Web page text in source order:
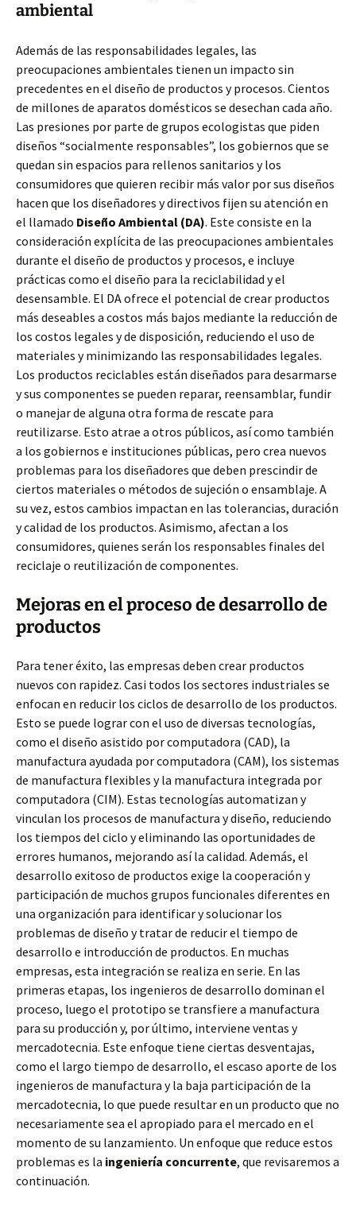
ambiental
Además de las responsabilidades legales, las
preocupaciones ambientales tienen un impacto sin
precedentes en el diseño de productos y procesos. Cientos
de millones de aparatos domésticos se desechan cada año.
Las presiones por parte de grupos ecologistas que piden
diseños “socialmente responsables”, los gobiernos que se
quedan sin espacios para rellenos sanitarios y los
consumidores que quieren recibir más valor por sus diseños
hacen que los diseñadores y directivos fijen su atención en
el llamado Diseño Ambiental (DA). Este consiste en la
consideración explícita de las preocupaciones ambientales
durante el diseño de productos y procesos, e incluye
prácticas como el diseño para la reciclabilidad y el
desensamble. El DA ofrece el potencial de crear productos
más deseables a costos más bajos mediante la reducción de
los costos legales y de disposición, reduciendo el uso de
materiales y minimizando las responsabilidades legales.
Los productos reciclables están diseñados para desarmarse
y sus componentes se pueden reparar, reensamblar, fundir
o manejar de alguna otra forma de rescate para
reutilizarse. Esto atrae a otros públicos, así como también
a los gobiernos e instituciones públicas, pero crea nuevos
problemas para los diseñadores que deben prescindir de
ciertos materiales o métodos de sujeción o ensamblaje. A
su vez, estos cambios impactan en las tolerancias, duración
y calidad de los productos. Asimismo, afectan a los
consumidores, quienes serán los responsables finales del
reciclaje o reutilización de componentes.
Mejoras en el proceso de desarrollo de
productos
Para tener éxito, las empresas deben crear productos
nuevos con rapidez. Casi todos los sectores industriales se
enfocan en reducir los ciclos de desarrollo de los productos.
Esto se puede lograr con el uso de diversas tecnologías,
como el diseño asistido por computadora (CAD), la
manufactura ayudada por computadora (CAM), los sistemas
de manufactura flexibles y la manufactura integrada por
computadora (CIM). Estas tecnologías automatizan y
vinculan los procesos de manufactura y diseño, reduciendo
los tiempos del ciclo y eliminando las oportunidades de
errores humanos, mejorando así la calidad. Además, el
desarrollo exitoso de productos exige la cooperación y
participación de muchos grupos funcionales diferentes en
una organización para identificar y solucionar los
problemas de diseño y tratar de reducir el tiempo de
desarrollo e introducción de productos. En muchas
empresas, esta integración se realiza en serie. En las
primeras etapas, los ingenieros de desarrollo dominan el
proceso, luego el prototipo se transfiere a manufactura
para su producción y, por último, interviene ventas y
mercadotecnia. Este enfoque tiene ciertas desventajas,
como el largo tiempo de desarrollo, el escaso aporte de los
ingenieros de manufactura y la baja participación de la
mercadotecnia, lo que puede resultar en un producto que no
necesariamente sea el apropiado para el mercado en el
momento de su lanzamiento. Un enfoque que reduce estos
problemas es la ingeniería concurrente, que revisaremos a
continuación.